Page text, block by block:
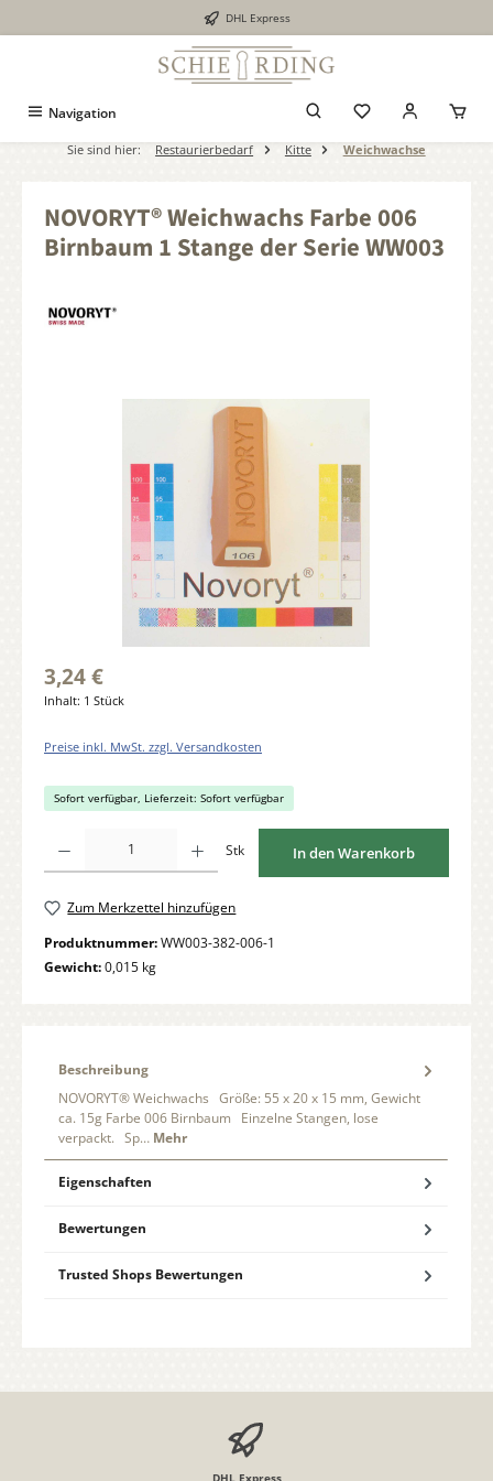
DHL Express
Navigation
Sie sind hier: Restaurierbedarf Kitte Weichwachse
NOVORYT® Weichwachs Farbe 006
Birnbaum 1 Stange der Serie WW003
3,24 €
Inhalt: 1 Stück
Preise inkl. MwSt. zzgl. Versandkosten
Sofort verfügbar, Lieferzeit: Sofort verfügbar
Stk In den Warenkorb
Zum Merkzettel hinzufügen
Produktnummer:WW003-382-006-1
Gewicht:0,015 kg
Beschreibung
NOVORYT® Weichwachs Größe: 55 x 20 x 15 mm, Gewicht
ca. 15g Farbe 006 Birnbaum Einzelne Stangen, lose
verpackt. Sp… Mehr
Eigenschaften
Bewertungen
Trusted Shops Bewertungen
DHL Express